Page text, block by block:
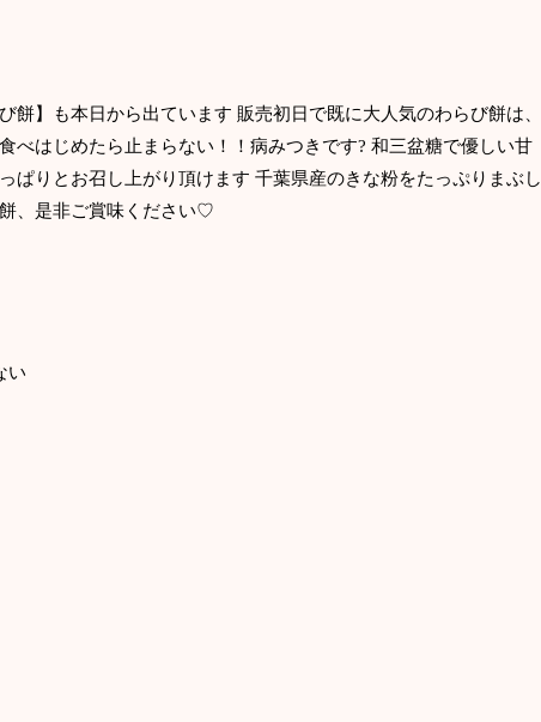
餅】も本日から出ています 販売初日で既に大人気のわらび餅は、
べはじめたら止まらない！！病みつきです? 和三盆糖で優しい甘
ぱりとお召し上がり頂けます 千葉県産のきな粉をたっぷりまぶし
、是非ご賞味ください♡
い